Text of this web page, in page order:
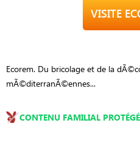
VISITE
Ecorem. Du bricolage et de la
mÃ©diterranÃ©ennes...
CONTENU FAMILIAL PROTÉGÉ